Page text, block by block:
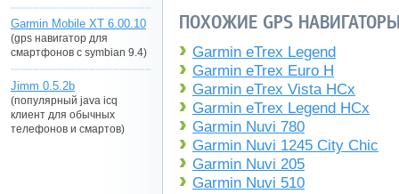
ПОХОЖИЕ GPS НАВИГАТОРЫ
Garmin eTrex Legend
Garmin eTrex Euro H
Garmin eTrex Vista HCx
Garmin eTrex Legend HCx
Garmin Nuvi 780
Garmin Nuvi 1245 City Chic
Garmin Nuvi 205
Garmin Nuvi 510
Garmin Mobile XT 6.00.10
(gps навигатор для
смартфонов с symbian 9.4)
Jimm 0.5.2b
(популярный java icq
клиент для обычных
телефонов и смартов)